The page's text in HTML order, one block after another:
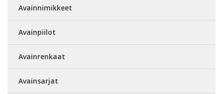
Avainnimikkeet
Avainpiilot
Avainrenkaat
Avainsarjat